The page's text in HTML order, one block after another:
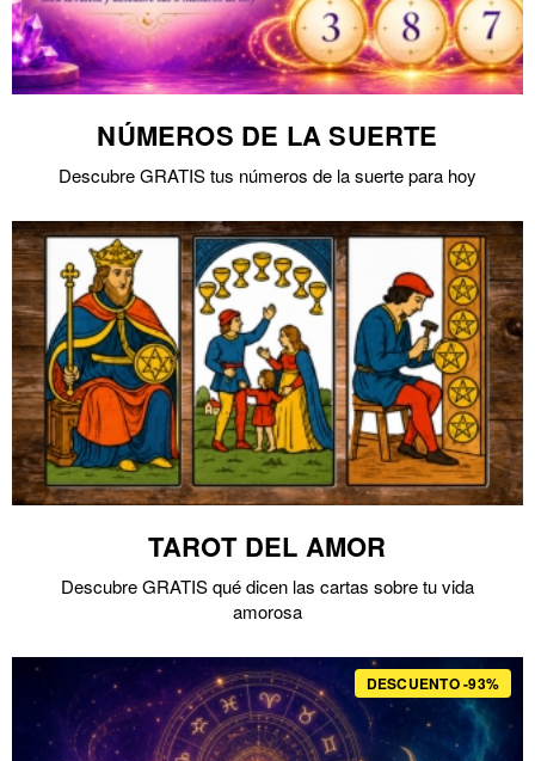
NÚMEROS DE LA SUERTE
Descubre GRATIS tus números de la suerte para hoy
TAROT DEL AMOR
Descubre GRATIS qué dicen las cartas sobre tu vida
amorosa
DESCUENTO -93%